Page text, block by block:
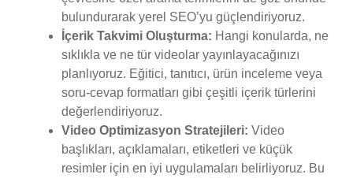
bulundurarak yerel SEO’yu güçlendiriyoruz.
İçerik Takvimi Oluşturma: Hangi konularda, ne
sıklıkla ve ne tür videolar yayınlayacağınızı
planlıyoruz. Eğitici, tanıtıcı, ürün inceleme veya
soru-cevap formatları gibi çeşitli içerik türlerini
değerlendiriyoruz.
Video Optimizasyon Stratejileri: Video
başlıkları, açıklamaları, etiketleri ve küçük
resimler için en iyi uygulamaları belirliyoruz. Bu